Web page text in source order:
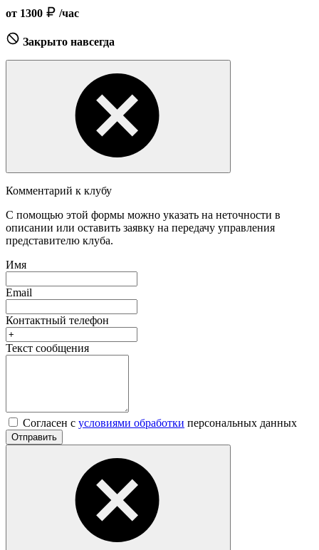
от 1300 /час
Закрыто навсегда
Комментарий к клубу
С помощью этой формы можно указать на неточности в
описании или оставить заявку на передачу управления
представителю клуба.
Имя
Email
Контактный телефон
Текст сообщения
Согласен с условиями обработки персональных данных
Отправить